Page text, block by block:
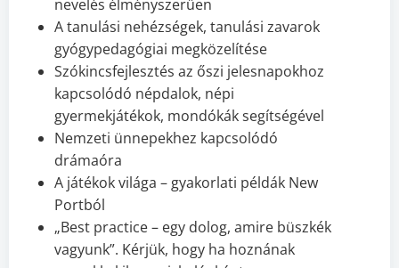
nevelés élményszerűen
A tanulási nehézségek, tanulási zavarok
gyógypedagógiai megközelítése
Szókincsfejlesztés az őszi jelesnapokhoz
kapcsolódó népdalok, népi
gyermekjátékok, mondókák segítségével
Nemzeti ünnepekhez kapcsolódó
drámaóra
A játékok világa – gyakorlati példák New
Portból
„Best practice – egy dolog, amire büszkék
vagyunk”. Kérjük, hogy ha hoznának